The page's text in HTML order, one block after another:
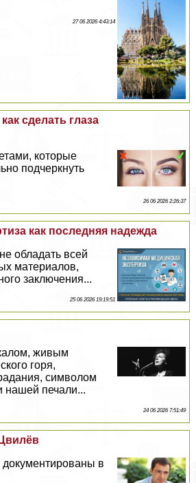
27 06 2026 4:43:14
сделать глаза
которые
подчеркнуть
26 06 2026 2:26:37
как последняя надежда
обладать всей
материалов,
заключения...
25 06 2026 19:19:51
живым
горя,
символом
нашей печали...
24 06 2026 7:51:49
в